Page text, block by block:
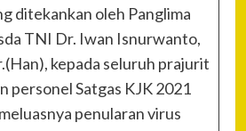
ditekankan oleh Panglima
TNI Dr. Iwan Isnurwanto,
kepada seluruh prajurit
personel Satgas KJK 2021
penularan virus